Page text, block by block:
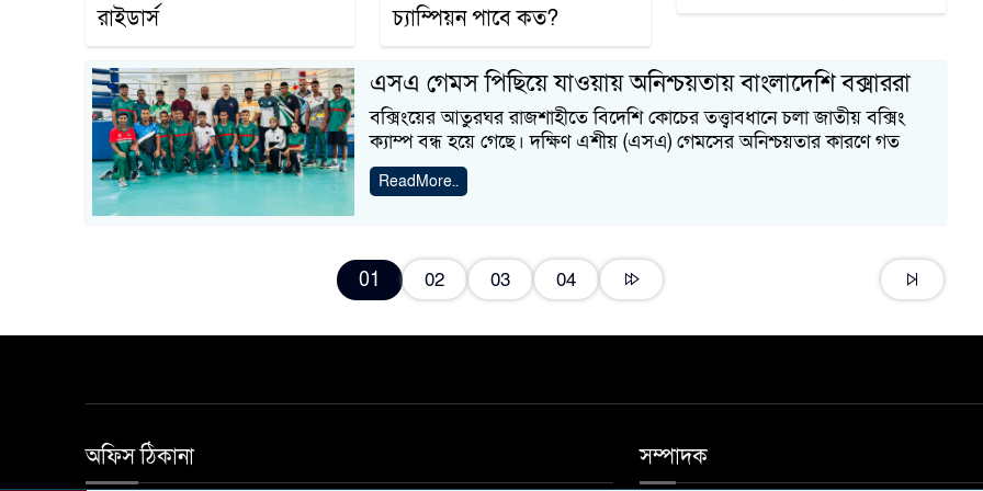
রাইডার্স
চ্যাম্পিয়ন পাবে কত?
এসএ গেমস পিছিয়ে যাওয়ায় অনিশ্চয়তায় বাংলাদেশি বক্সাররা
বক্সিংয়ের আতুরঘর রাজশাহীতে বিদেশি কোচের তত্ত্বাবধানে চলা জাতীয় বক্সিং
ক্যাম্প বন্ধ হয়ে গেছে। দক্ষিণ এশীয় (এসএ) গেমসের অনিশ্চয়তার কারণে গত
ReadMore..
01 02 03 04
অফিস ঠিকানা সম্পাদক